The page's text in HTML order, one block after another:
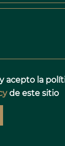
acepto la
de este sitio